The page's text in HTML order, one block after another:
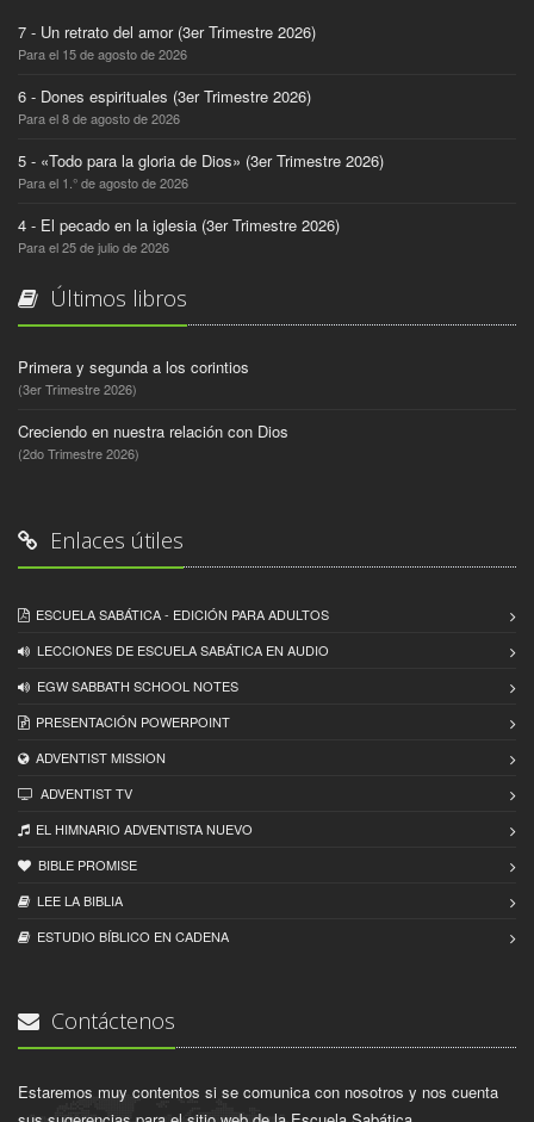
7 - Un retrato del amor (3er Trimestre 2026)
Para el 15 de agosto de 2026
6 - Dones espirituales (3er Trimestre 2026)
Para el 8 de agosto de 2026
5 - «Todo para la gloria de Dios» (3er Trimestre 2026)
Para el 1.° de agosto de 2026
4 - El pecado en la iglesia (3er Trimestre 2026)
Para el 25 de julio de 2026
Últimos libros
Primera y segunda a los corintios
(3er Trimestre 2026)
Creciendo en nuestra relación con Dios
(2do Trimestre 2026)
Enlaces útiles
ESCUELA SABÁTICA - EDICIÓN PARA ADULTOS
LECCIONES DE ESCUELA SABÁTICA EN AUDIO
EGW SABBATH SCHOOL NOTES
PRESENTACIÓN POWERPOINT
ADVENTIST MISSION
ADVENTIST TV
EL HIMNARIO ADVENTISTA NUEVO
BIBLE PROMISE
LEE LA BIBLIA
ESTUDIO BÍBLICO EN CADENA
Contáctenos
Estaremos muy contentos si se comunica con nosotros y nos cuenta